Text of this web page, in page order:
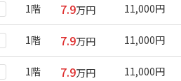
1階 7.9万円 11,000円
1階 7.9万円 11,000円
1階 7.9万円 11,000円